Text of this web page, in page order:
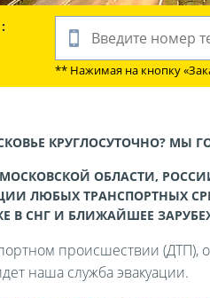
** Нажимая на кнопку
КРУГЛОСУТОЧНО? МЫ
ОБЛАСТИ,
ЛЮБЫХ ТРАНСПОРТНЫХ
В СНГ И БЛИЖАЙШЕЕ
происшествии (ДТП),
наша служба эвакуации.